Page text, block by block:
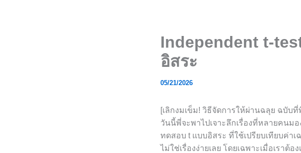
Independent t-
อิสระ
05/21/2026
[เลิกงมเข็ม! วิธีจัดการให้ผ่านฉลุย ฉบับ
วันนี้พี่จะพาไปเจาะลึกเรื่องที่หลายคนมอ
ทดสอบ t แบบอิสระ ที่ใช้เปรียบเทียบค่า
ไม่ใช่เรื่องง่ายเลย โดยเฉพาะเมื่อเรา